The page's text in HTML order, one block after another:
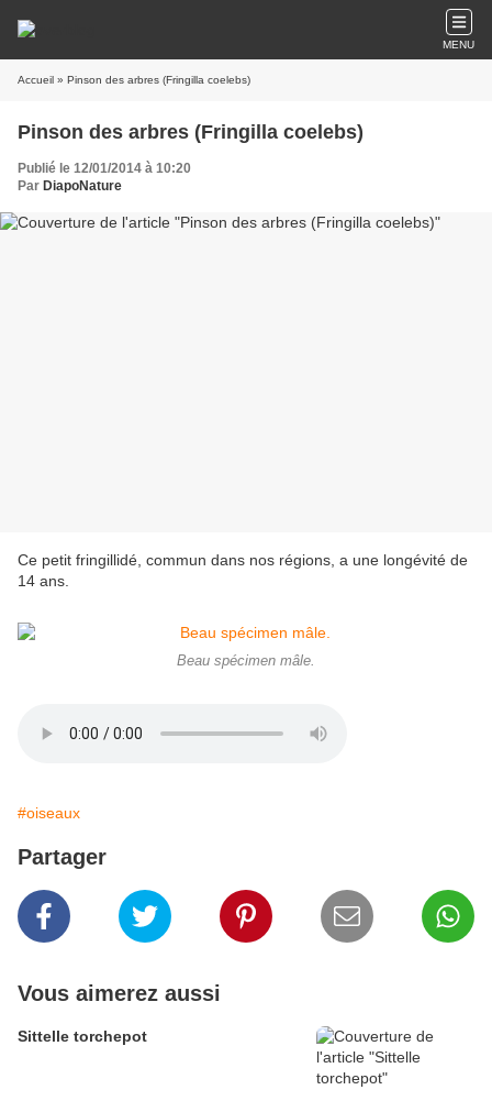
MENU
Accueil » Pinson des arbres (Fringilla coelebs)
Pinson des arbres (Fringilla coelebs)
Publié le 12/01/2014 à 10:20
Par DiapoNature
Ce petit fringillidé, commun dans nos régions, a une longévité de
14 ans.
Beau spécimen mâle.
#oiseaux
Partager
Vous aimerez aussi
Sittelle torchepot